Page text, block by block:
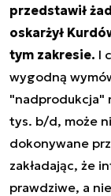
przedstawił
oskarżył
tym zakresie. I
wygodną
"nadprodukcja"
tys. b/d, może
dokonywane
zakładając, że
prawdziwe, a